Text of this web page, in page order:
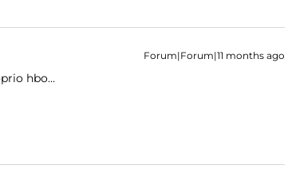
Forum|Forum|11 months ago
hbo…